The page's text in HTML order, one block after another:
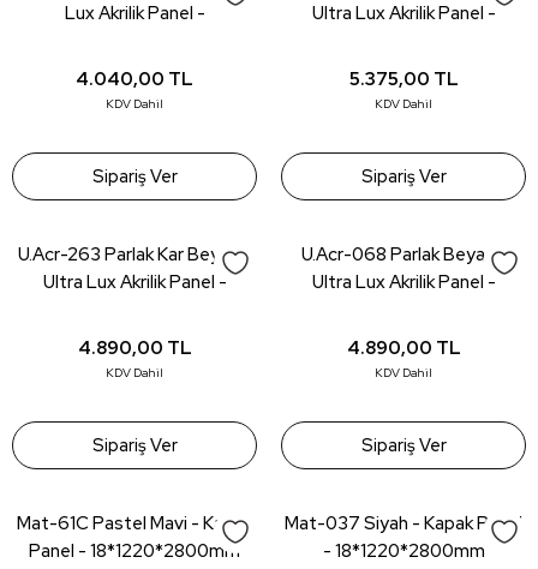
Lux Akrilik Panel -
4.040,00 TL
KDV Dahil
Sipariş Ver
Ultra Lux Akrilik Panel -
5.375,00 TL
KDV Dahil
Sipariş Ver
U.Acr-263 Parlak Kar Beyaz -
Ultra Lux Akrilik Panel -
4.890,00 TL
KDV Dahil
Sipariş Ver
U.Acr-068 Parlak Beyaz -
Ultra Lux Akrilik Panel -
4.890,00 TL
KDV Dahil
Sipariş Ver
Mat-61C Pastel Mavi - Kapak
Panel - 18*1220*2800mm
Mat-037 Siyah - Kapak Panel
- 18*1220*2800mm